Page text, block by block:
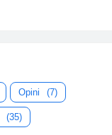
Opini (7)
(35)